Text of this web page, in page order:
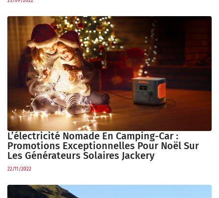
L’électricité Nomade En Camping-Car :
Promotions Exceptionnelles Pour Noël Sur
Les Générateurs Solaires Jackery
22/11/2022